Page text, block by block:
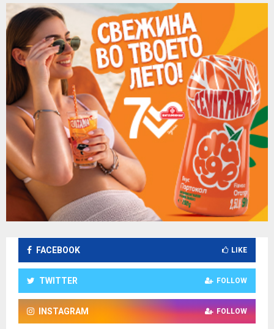
FACEBOOK LIKE
TWITTER FOLLOW
INSTAGRAM FOLLOW